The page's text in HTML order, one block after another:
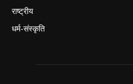
राष्ट्रीय
धर्म-संस्कृति